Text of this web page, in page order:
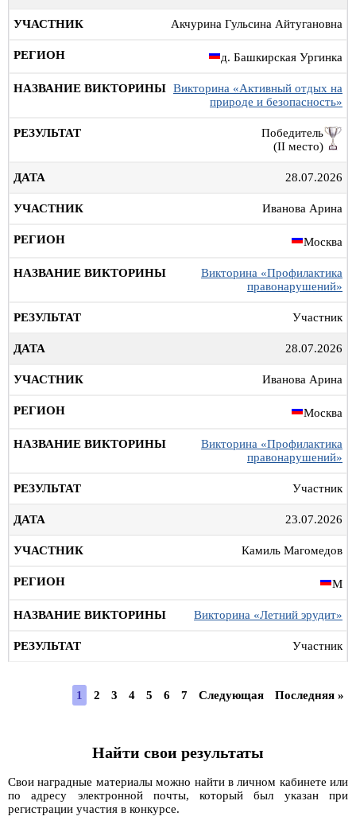
Акчурина Гульсина Айтугановна
д. Башкирская Ургинка
Викторина «Активный отдых на
природе и безопасность»
Победитель
(II место)
28.07.2026
Иванова Арина
Москва
Викторина «Профилактика
правонарушений»
Участник
28.07.2026
Иванова Арина
Москва
Викторина «Профилактика
правонарушений»
Участник
23.07.2026
Камиль Магомедов
М
Викторина «Летний эрудит»
Участник
1 2 3 4 5 6 7 Следующая Последняя »
Найти свои результаты
Свои наградные материалы можно найти в личном кабинете или
по адресу электронной почты, который был указан при
регистрации участия в конкурсе.